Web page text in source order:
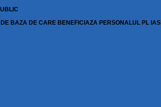
BAZA DE CARE BENEFICIAZA PERSONALUL PL IASI